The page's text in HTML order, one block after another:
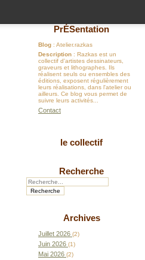
PrÉSentation
Blog : Atelier.razkas
Description : Razkas est un
collectif d'artistes dessinateurs,
graveurs et lithographes. Ils
réalisent seuls ou ensembles des
éditions, exposent régulièrement
leurs réalisations, dans l'atelier ou
ailleurs. Ce blog vous permet de
suivre leurs activités...
Contact
le collectif
Recherche
Archives
Juillet 2026 (2)
Juin 2026 (1)
Mai 2026 (2)